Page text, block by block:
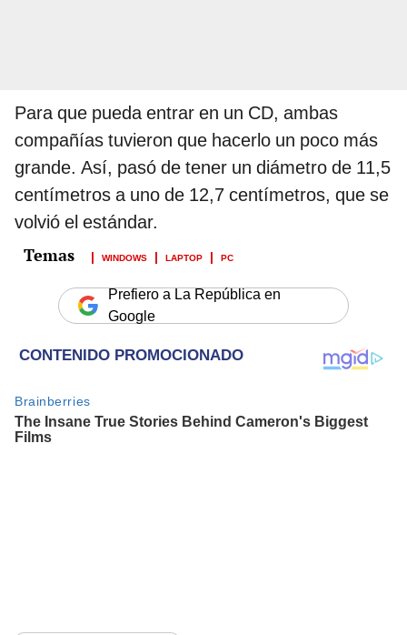
Para que pueda entrar en un CD, ambas
compañías tuvieron que hacerlo un poco más
grande. Así, pasó de tener un diámetro de 11,5
centímetros a uno de 12,7 centímetros, que se
volvió el estándar.
WINDOWS LAPTOP PC
Prefiero a La República en
Google